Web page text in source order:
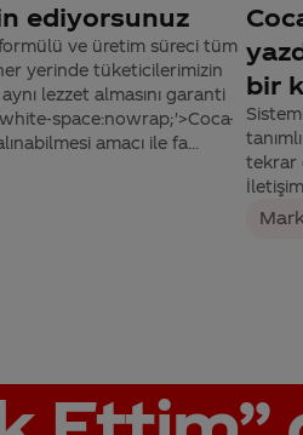
ediyorsunuz
ve üretim süreci tüm
yerinde tüketicilerimizin
lezzet almasını garanti
space:nowrap;'>Coca-
amacı ile fa...
bir
tekrar